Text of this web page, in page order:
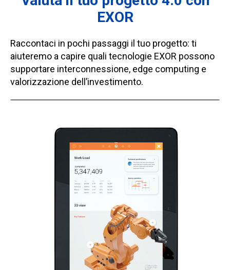
EXOR
Raccontaci in pochi passaggi il tuo progetto: ti
aiuteremo a capire quali tecnologie EXOR possono
supportare interconnessione, edge computing e
valorizzazione dell’investimento.